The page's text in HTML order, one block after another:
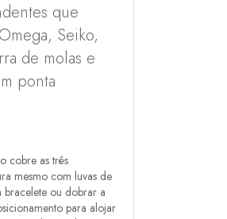
que
Seiko,
de molas e
ponta
cobre as três
mesmo com luvas de
bracelete ou dobrar a
para alojar